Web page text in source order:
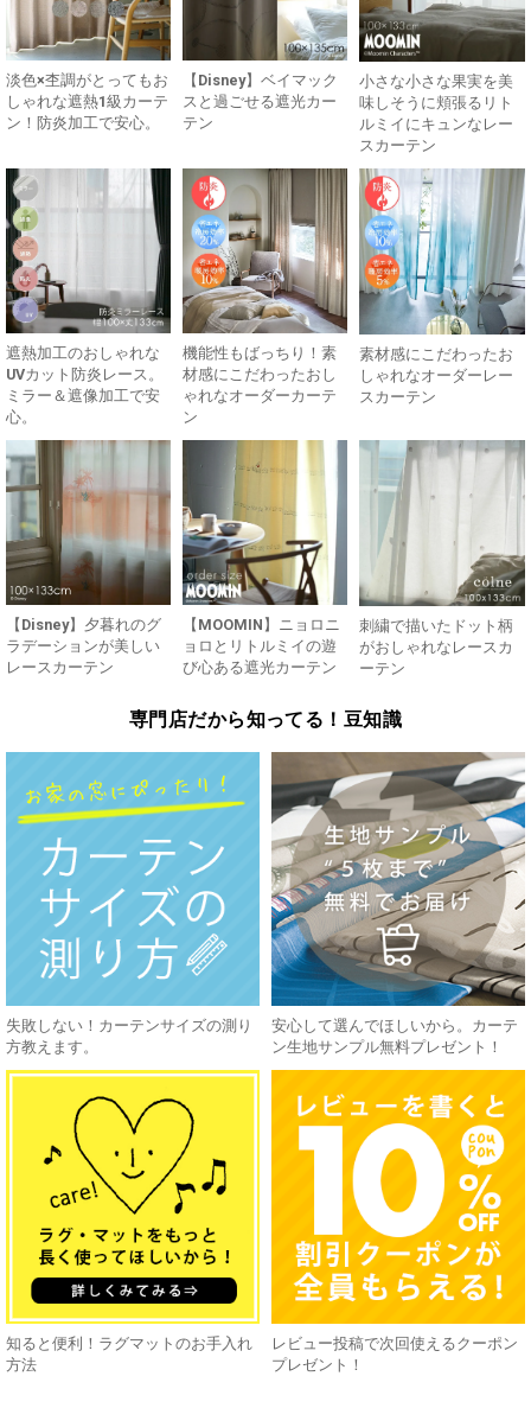
淡色×杢調がとってもお
しゃれな遮熱1級カーテ
ン！防炎加工で安心。
【Disney】ベイマック
スと過ごせる遮光カー
テン
小さな小さな果実を美
味しそうに頬張るリト
ルミイにキュンなレー
スカーテン
遮熱加工のおしゃれな
UVカット防炎レース。
ミラー＆遮像加工で安
心。
機能性もばっちり！素
材感にこだわったおし
ゃれなオーダーカーテ
ン
素材感にこだわったお
しゃれなオーダーレー
スカーテン
【Disney】夕暮れのグ
ラデーションが美しい
レースカーテン
【MOOMIN】ニョロニ
ョロとリトルミイの遊
び心ある遮光カーテン
刺繍で描いたドット柄
がおしゃれなレースカ
ーテン
専門店だから知ってる！豆知識
失敗しない！カーテンサイズの測り
方教えます。
安心して選んでほしいから。カーテ
ン生地サンプル無料プレゼント！
知ると便利！ラグマットのお手入れ
方法
レビュー投稿で次回使えるクーポン
プレゼント！